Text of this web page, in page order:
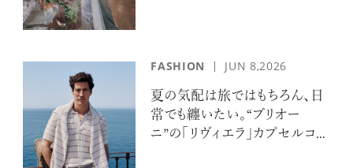
FASHION JUN 8,2026
夏の気配は旅ではもちろん、日
常でも纏いたい。“ブリオー
ニ”の「リヴィエラ」カプセルコレ